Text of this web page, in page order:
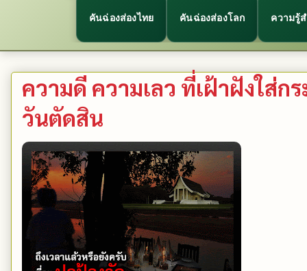
คันฉ่องส่องไทย คันฉ่องส่องโลก ความรู้
ความดี ความเลว ที่เฝ้าฝังใส่
วันตัดสิน